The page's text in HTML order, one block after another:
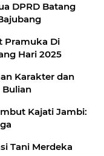
DPRD Batang
Pramuka Di
Hari 2025
Karakter dan
Bulian
Kajati Jambi:
Tani Merdeka